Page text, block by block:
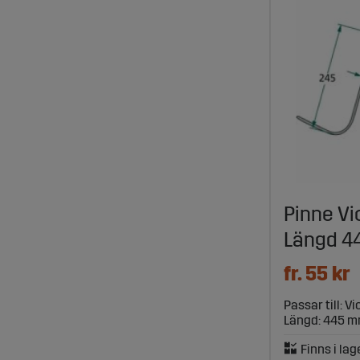
Pinne
Längd
fr. 55 kr
Passar till:
Längd: 445